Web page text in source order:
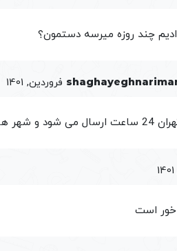
چند روزه میرسه دستمون؟
2 الی 3 روز ارسال می شود.
خور است